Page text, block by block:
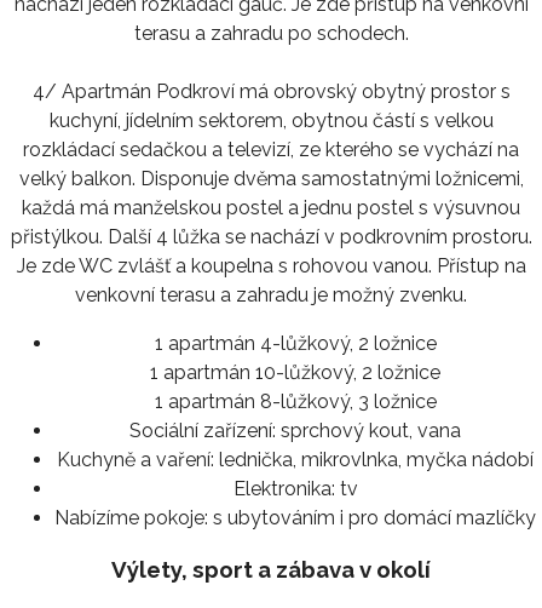
terasu a zahradu po schodech.
4/ Apartmán Podkroví má obrovský obytný prostor s
kuchyní, jídelním sektorem, obytnou částí s velkou
rozkládací sedačkou a televizí, ze kterého se vychází na
velký balkon. Disponuje dvěma samostatnými ložnicemi,
každá má manželskou postel a jednu postel s výsuvnou
přistýlkou. Další 4 lůžka se nachází v podkrovním prostoru.
Je zde WC zvlášť a koupelna s rohovou vanou. Přístup na
venkovní terasu a zahradu je možný zvenku.
1 apartmán 4-lůžkový, 2 ložnice
1 apartmán 10-lůžkový, 2 ložnice
1 apartmán 8-lůžkový, 3 ložnice
Sociální zařízení: sprchový kout, vana
Kuchyně a vaření: lednička, mikrovlnka, myčka nádobí
Elektronika: tv
Nabízíme pokoje: s ubytováním i pro domácí mazlíčky
Výlety, sport a zábava v okolí